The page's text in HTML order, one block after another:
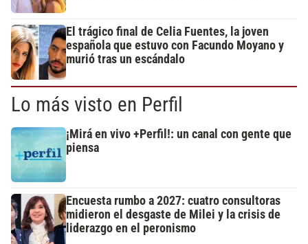
El trágico final de Celia Fuentes, la joven
española que estuvo con Facundo Moyano y
murió tras un escándalo
Lo más visto en Perfil
¡Mirá en vivo +Perfil!: un canal con gente que
piensa
Encuesta rumbo a 2027: cuatro consultoras
midieron el desgaste de Milei y la crisis de
liderazgo en el peronismo